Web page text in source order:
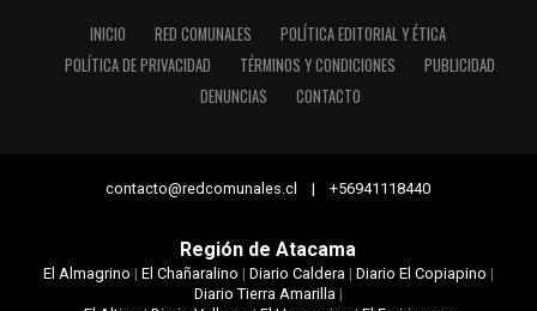
INICIO RED COMUNALES
POLÍTICA EDITORIAL Y ÉTICA
POLÍTICA DE PRIVACIDAD
TÉRMINOS Y CONDICIONES
PUBLICIDAD
DENUNCIAS
CONTACTO
contacto@redcomunales.cl | +56941118440
Región de Atacama
El Almagrino | El Chañaralino | Diario Caldera| Diario El Copiapino |
Diario Tierra Amarilla|